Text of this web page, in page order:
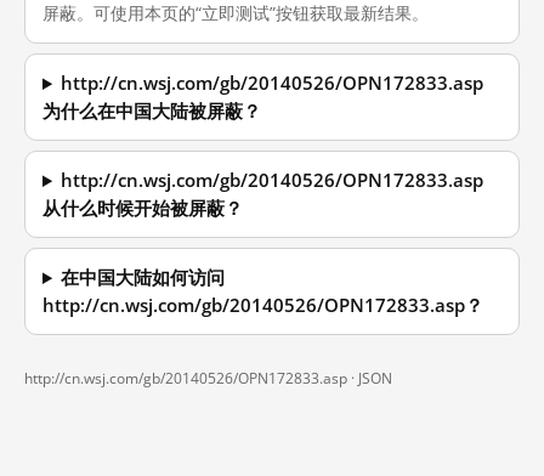
屏蔽。可使用本页的“立即测试”按钮获取最新结果。
http://cn.wsj.com/gb/20140526/OPN172833.asp
为什么在中国大陆被屏蔽？
http://cn.wsj.com/gb/20140526/OPN172833.asp
从什么时候开始被屏蔽？
在中国大陆如何访问
http://cn.wsj.com/gb/20140526/OPN172833.asp？
http://cn.wsj.com/gb/20140526/OPN172833.asp · JSON